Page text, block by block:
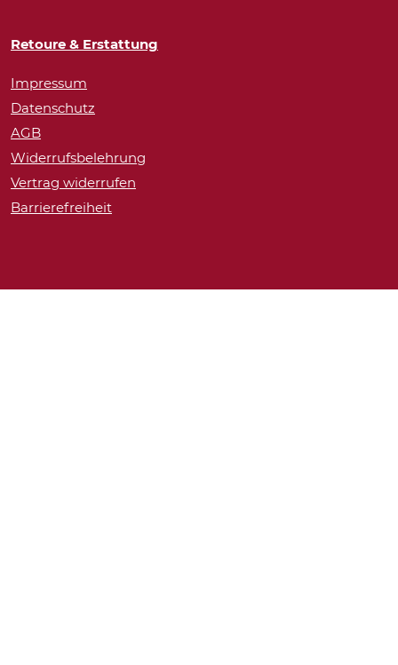
Retoure & Erstattung
Impressum
Datenschutz
AGB
Widerrufsbelehrung
Vertrag widerrufen
Barrierefreiheit